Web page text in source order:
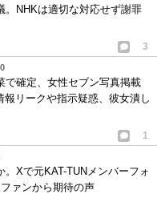
。NHKは適切な対応せず謝罪
3
で確定、女性セブン写真掲載
リークや指示疑惑、彼女潰し
1
。Xで元KAT-TUNメンバーフォ
ァンから期待の声